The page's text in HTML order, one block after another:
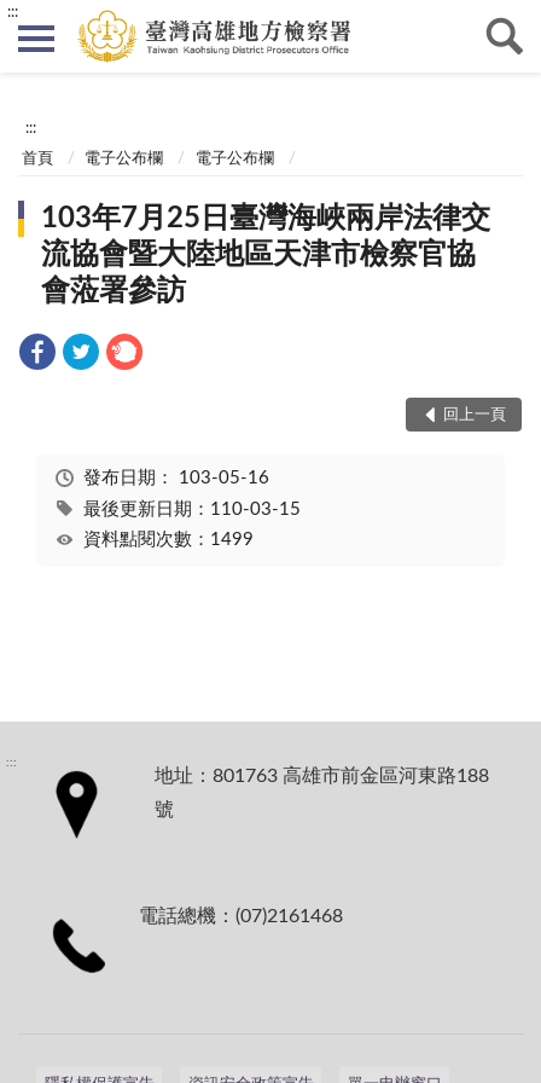
:::
:::
首頁 電子公布欄 電子公布欄
103年7月25日臺灣海峽兩岸法律交
流協會暨大陸地區天津市檢察官協
會蒞署參訪
回上一頁
發布日期： 103-05-16
最後更新日期：110-03-15
資料點閱次數：1499
:::
地址：801763 高雄市前金區河東路188
號
電話總機：(07)2161468